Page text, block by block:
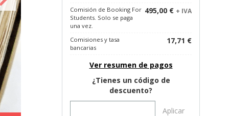
Comisión de Booking For
Students. Solo se paga
una vez.
495,00 € + IVA
Comisiones y tasa
bancarias
17,71 €
Ver resumen de pagos
¿Tienes un código de
descuento?
Aplicar